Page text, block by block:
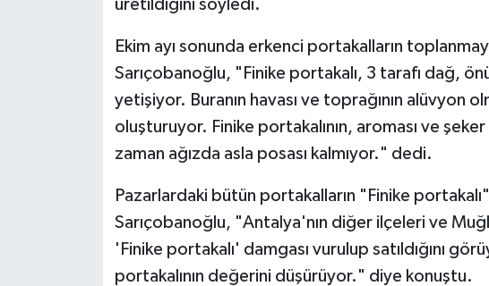
üretildiğini söyledi.
Ekim ayı sonunda erkenci portakalların
Sarıçobanoğlu, "Finike portakalı, 3 tarafı dağ,
yetişiyor. Buranın havası ve toprağının alüvyon
oluşturuyor. Finike portakalının, aroması ve
zaman ağızda asla posası kalmıyor." dedi.
Pazarlardaki bütün portakalların "Finike
Sarıçobanoğlu, "Antalya'nın diğer ilçeleri ve
'Finike portakalı' damgası vurulup satıldığını
portakalının değerini düşürüyor." diye konuştu.